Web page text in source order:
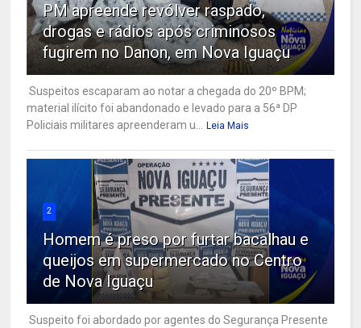
PM apreende revólver raspado,
drogas e rádios após criminosos
fugirem no Danon, em Nova Iguaçu
Suspeitos escaparam ao notar a chegada do 20º BPM;
material ilícito foi abandonado e levado para a 56ª DP
Policiais militares apreenderam u... Leia Mais
2
Homem é preso por furtar bacalhau e
queijos em supermercado no Centro
de Nova Iguaçu
Suspeito foi abordado por agentes do Segurança Presente